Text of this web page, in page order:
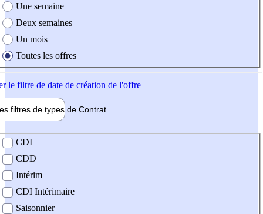
Une semaine
Deux semaines
Un mois
Toutes les offres
le filtre de date de création de l'offre
filtres de types de Contrat
contrat
CDI
CDD
Intérim
CDI Intérimaire
Saisonnier